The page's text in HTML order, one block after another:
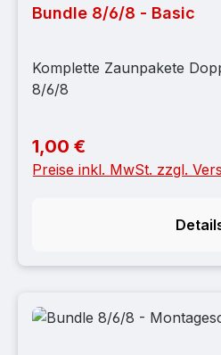
Bundle 8/6/8 - Basic
Komplette Zaunpakete
8/6/8
Regulärer Preis:
1,00 €
Preise inkl. MwSt. zzgl.